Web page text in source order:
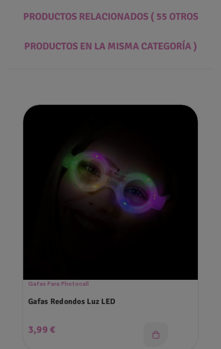
PRODUCTOS RELACIONADOS ( 55 OTROS
PRODUCTOS EN LA MISMA CATEGORÍA )
Gafas Para Photocall
Gafas Redondos Luz LED
Precio
3,99 €